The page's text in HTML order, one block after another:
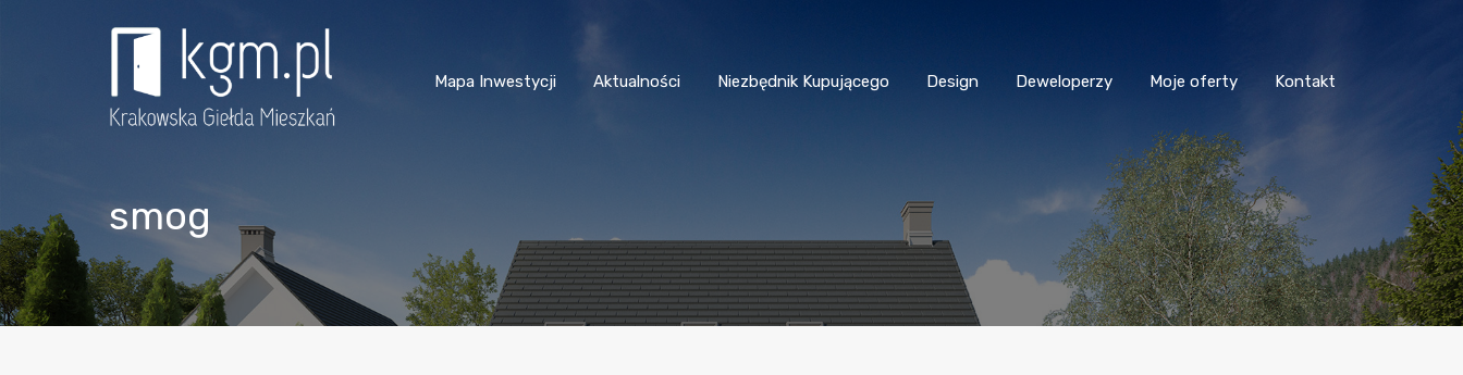
Mapa Inwestycji Aktualności Niezbędnik Kupującego Design Deweloperzy Moje oferty Kontakt
smog